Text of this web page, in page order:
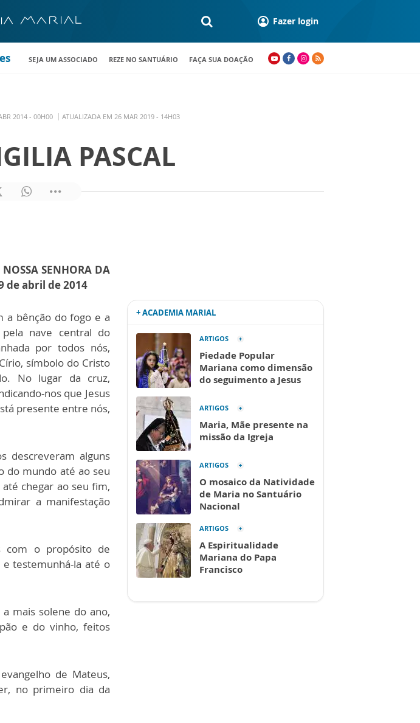
Fazer login
SEJA UM ASSOCIADO REZE NO SANTUÁRIO FAÇA SUA DOAÇÃO
2014 - 00H00 ATUALIZADA EM 26 MAR 2019 - 14H03
PASCAL
SENHORA DA
de abril de 2014
a bênção do fogo e a
nave central do
por todos nós,
símbolo do Cristo
No lugar da cruz,
nos que Jesus
presente entre nós,
descreveram alguns
do mundo até ao seu
chegar ao seu fim,
a manifestação
com o propósito de
e testemunhá-la até o
a mais solene do ano,
e do vinho, feitos
de Mateus,
no primeiro dia da
+ ACADEMIA MARIAL
ARTIGOS
Piedade Popular
Mariana como dimensão
do seguimento a Jesus
ARTIGOS
Maria, Mãe presente na
missão da Igreja
ARTIGOS
O mosaico da Natividade
de Maria no Santuário
Nacional
ARTIGOS
A Espiritualidade
Mariana do Papa
Francisco